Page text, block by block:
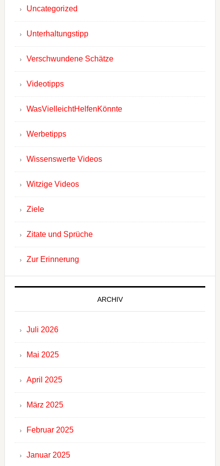
Uncategorized
Unterhaltungstipp
Verschwundene Schätze
Videotipps
WasVielleichtHelfenKönnte
Werbetipps
Wissenswerte Videos
Witzige Videos
Ziele
Zitate und Sprüche
Zur Erinnerung
ARCHIV
Juli 2026
Mai 2025
April 2025
März 2025
Februar 2025
Januar 2025